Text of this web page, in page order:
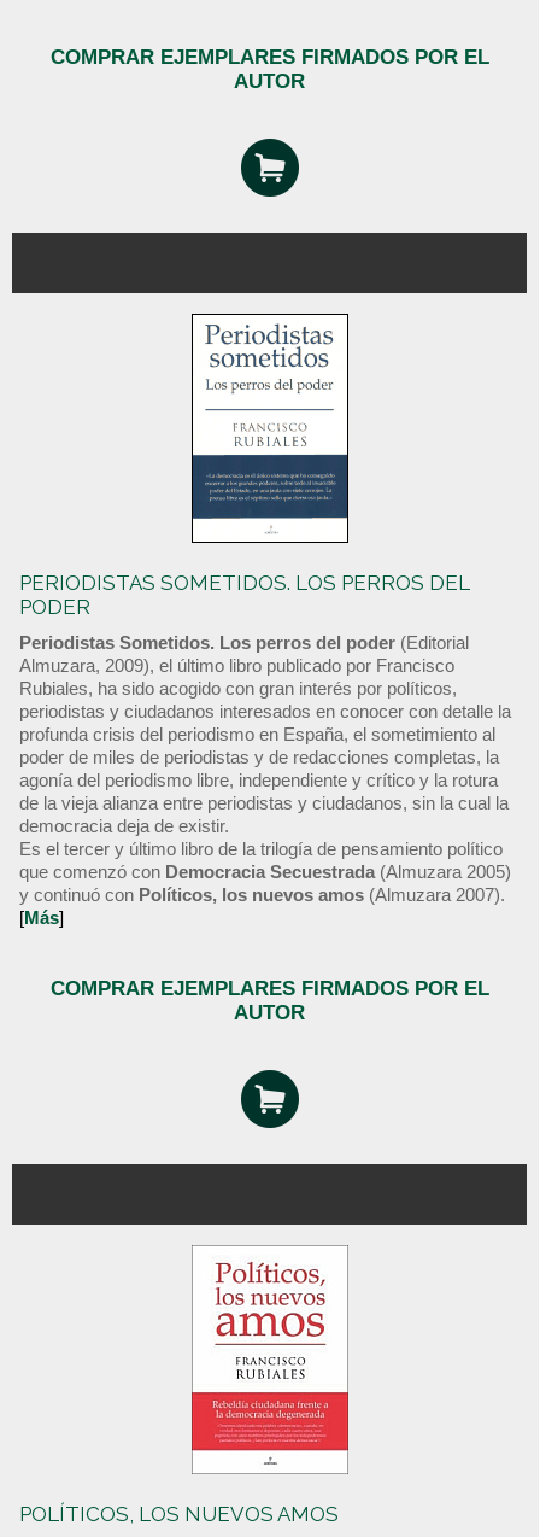
COMPRAR EJEMPLARES FIRMADOS POR EL
AUTOR
PERIODISTAS SOMETIDOS. LOS PERROS DEL
PODER
Periodistas Sometidos. Los perros del poder (Editorial
Almuzara, 2009), el último libro publicado por Francisco
Rubiales, ha sido acogido con gran interés por políticos,
periodistas y ciudadanos interesados en conocer con detalle la
profunda crisis del periodismo en España, el sometimiento al
poder de miles de periodistas y de redacciones completas, la
agonía del periodismo libre, independiente y crítico y la rotura
de la vieja alianza entre periodistas y ciudadanos, sin la cual la
democracia deja de existir.
Es el tercer y último libro de la trilogía de pensamiento político
que comenzó con Democracia Secuestrada (Almuzara 2005)
y continuó con Políticos, los nuevos amos (Almuzara 2007).
[Más]
COMPRAR EJEMPLARES FIRMADOS POR EL
AUTOR
POLÍTICOS, LOS NUEVOS AMOS